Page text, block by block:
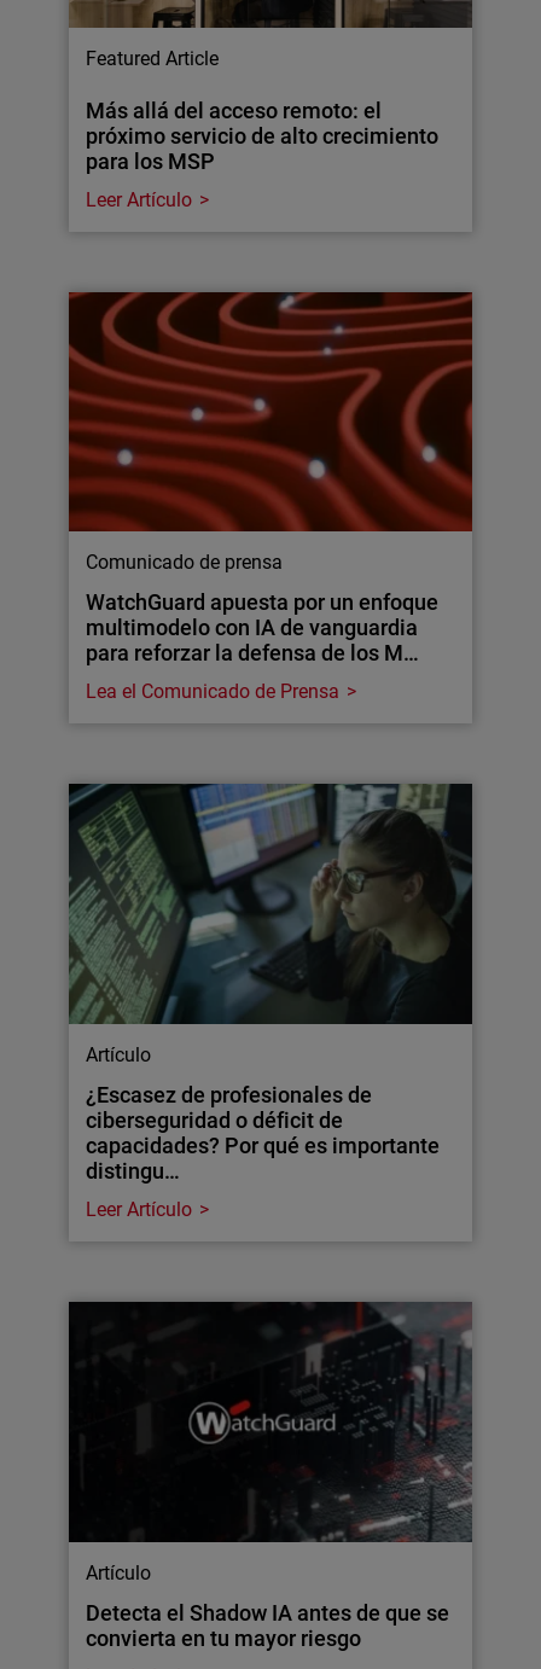
Featured Article
Más allá del acceso remoto: el
próximo servicio de alto crecimiento
para los MSP
Leer Artículo
Comunicado de prensa
WatchGuard apuesta por un enfoque
multimodelo con IA de vanguardia
para reforzar la defensa de los M…
Lea el Comunicado de Prensa
Artículo
¿Escasez de profesionales de
ciberseguridad o déficit de
capacidades? Por qué es importante
distingu…
Leer Artículo
Artículo
Detecta el Shadow IA antes de que se
convierta en tu mayor riesgo